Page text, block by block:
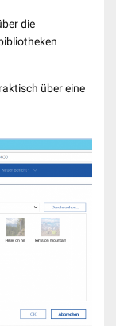
die
über eine